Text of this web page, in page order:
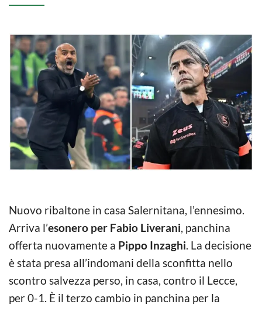
Nuovo ribaltone in casa Salernitana, l’ennesimo.
Arriva l’esonero per Fabio Liverani, panchina
offerta nuovamente a Pippo Inzaghi. La decisione
è stata presa all’indomani della sconfitta nello
scontro salvezza perso, in casa, contro il Lecce,
per 0-1. È il terzo cambio in panchina per la